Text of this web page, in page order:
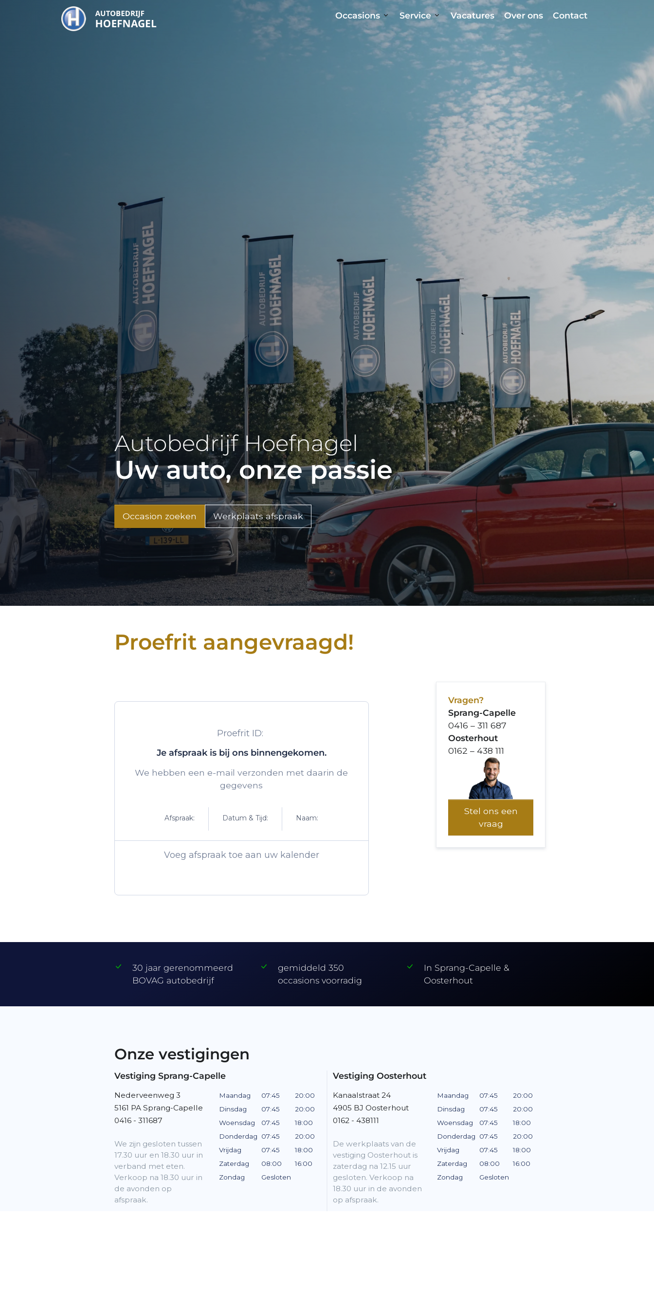
Occasions Service Vacatures Over ons Contact
Autobedrijf Hoefnagel
Uw auto, onze passie
Occasion zoeken Werkplaats afspraak
Proefrit aangevraagd!
Proefrit ID:
Je afspraak is bij ons binnengekomen.
We hebben een e-mail verzonden met daarin de
gegevens
Afspraak: Datum & Tijd: Naam:
Voeg afspraak toe aan uw kalender
Vragen?
Sprang-Capelle
0416 – 311 687
Oosterhout
0162 – 438 111
Stel ons een
vraag
30 jaar gerenommeerd
BOVAG autobedrijf
gemiddeld 350
occasions voorradig
In Sprang-Capelle &
Oosterhout
Onze vestigingen
Vestiging Sprang-Capelle
Nederveenweg 3
5161 PA Sprang-Capelle
0416 - 311687
We zijn gesloten tussen
17.30 uur en 18.30 uur in
verband met eten.
Verkoop na 18.30 uur in
de avonden op
afspraak.
Maandag 07:45
20:00
Dinsdag
07:45
20:00
Woensdag
07:45
18:00
Donderdag
07:45
20:00
Vrijdag
07:45
18:00
Zaterdag
08:00
16:00
Zondag
Gesloten
Vestiging Oosterhout
Kanaalstraat 24
4905 BJ Oosterhout
0162 - 438111
De werkplaats van de
vestiging Oosterhout is
zaterdag na 12.15 uur
gesloten. Verkoop na
18.30 uur in de avonden
op afspraak.
Maandag 07:45
20:00
Dinsdag
07:45
20:00
Woensdag
07:45
18:00
Donderdag
07:45
20:00
Vrijdag
07:45
18:00
Zaterdag
08:00
16:00
Zondag
Gesloten